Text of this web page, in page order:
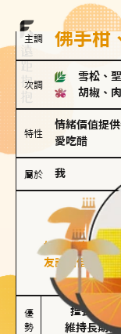
主調 佛手柑
次調
雪松、
胡椒、
特性
情緒價值提
愛吃醋
屬於 我
好友型的人喜
友誼和信任，
情
優
勢
擅長聆聽
維持長期